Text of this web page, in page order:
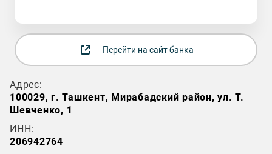
Перейти на сайт банка
Адрес:
100029, г. Ташкент, Мирабадский район, ул. Т.
Шевченко, 1
ИНН:
206942764